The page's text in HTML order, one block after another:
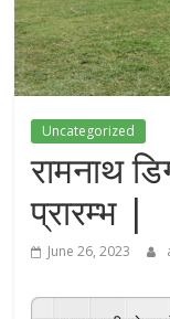
Uncategorized
रामनाथ
प्रारम्भ |
June 26, 2023